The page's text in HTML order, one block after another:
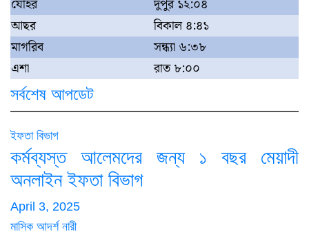
যোহর
দুপুর ১২:০৪
আছর
বিকাল ৪:৪১
মাগরিব
সন্ধ্যা ৬:৩৮
এশা
রাত ৮:০০
সর্বশেষ আপডেট
ইফতা বিভাগ
কর্মব্যস্ত আলেমদের জন্য ১ বছর মেয়াদী
অনলাইন ইফতা বিভাগ
April 3, 2025
মাসিক আদর্শ নারী